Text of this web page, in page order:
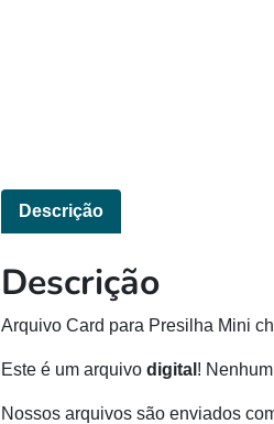
Descrição
Descrição
Arquivo Card para Presilha Mini
Este é um arquivo digital !
Nossos arquivos são enviados